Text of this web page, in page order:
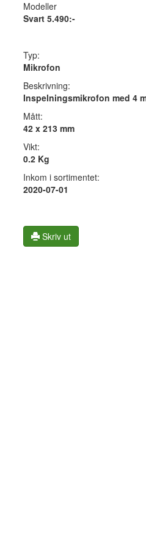
Modeller
Svart 5.490:-
Typ:
Mikrofon
Beskrivning:
Inspelningsmikrofon med 4
Mått:
42 x 213 mm
Vikt:
0.2 Kg
Inkom i sortimentet:
2020-07-01
Skriv ut